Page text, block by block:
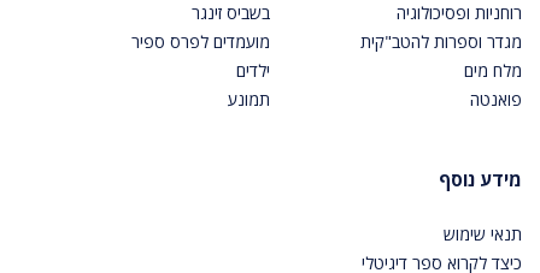
רוחניות ופסיכולוגיה
מגדר וספרות להטב"קית
מלח מים
פואנטה
בשביס זינגר
מועמדים לפרס ספיר
ילדים
תמונע
מידע נוסף
תנאי שימוש
כיצד לקרוא ספר דיגיטלי